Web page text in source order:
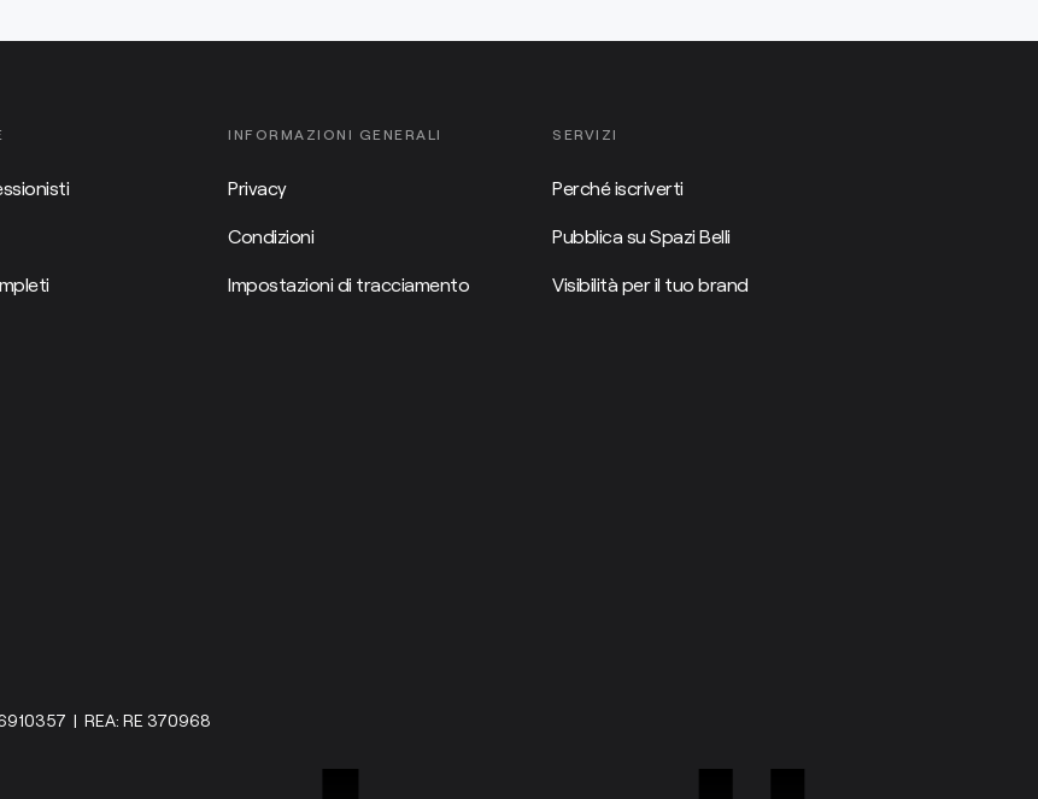
INFORMAZIONI GENERALI
Privacy
Condizioni
Impostazioni di tracciamento
SERVIZI
Perché iscriverti
Pubblica su Spazi Belli
Visibilità per il tuo brand
| REA: RE 370968